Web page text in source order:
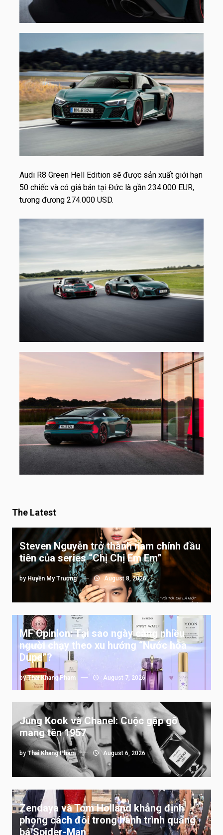
Audi R8 Green Hell Edition sẽ được sản xuất giới hạn
50 chiếc và có giá bán tại Đức là gần 234.000 EUR,
tương đương 274.000 USD.
The Latest
Steven Nguyễn trở thành nam chính đầu
tiên của series “Chị Chị Em Em”
by Huyền My Trương August 8, 2026
MF Opinion: Tại sao ngày càng nhiều
người chạy theo xu hướng “Nước hoa
Dupe”?
byThai Khang Pham August 7, 2026
Jung Kook và Chanel: Cuộc gặp gỡ
mang tên 1957
by Thai Khang Pham August 6, 2026
Zendaya và Tom Holland khẳng định
phong cách đôi trong hành trình quảng
bá Spider-Man